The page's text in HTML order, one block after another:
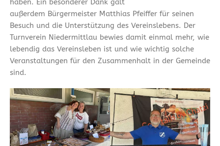
haben. Ein besonderer Dank galt
außerdem Bürgermeister Matthias Pfeiffer für seinen
Besuch und die Unterstützung des Vereinslebens. Der
Turnverein Niedermittlau bewies damit einmal mehr, wie
lebendig das Vereinsleben ist und wie wichtig solche
Veranstaltungen für den Zusammenhalt in der Gemeinde
sind.